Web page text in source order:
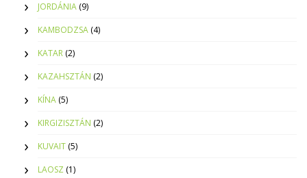
JORDÁNIA (9)
KAMBODZSA (4)
KATAR (2)
KAZAHSZTÁN (2)
KÍNA (5)
KIRGIZISZTÁN (2)
KUVAIT (5)
LAOSZ (1)